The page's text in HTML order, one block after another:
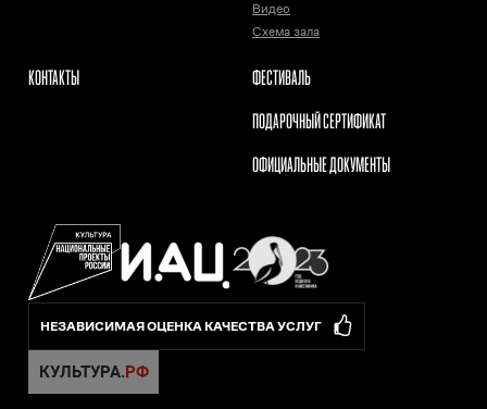
Видео
Схема зала
КОНТАКТЫ
ФЕСТИВАЛЬ
ПОДАРОЧНЫЙ СЕРТИФИКАТ
ОФИЦИАЛЬНЫЕ ДОКУМЕНТЫ
НЕЗАВИСИМАЯ ОЦЕНКА КАЧЕСТВА УСЛУГ